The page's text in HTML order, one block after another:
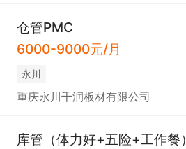
仓管PMC
6000-9000元/月
永川
重庆永川千润板材有限公司
库管（体力好+五险+工作餐）